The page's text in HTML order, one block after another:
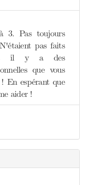
3. Pas toujours
pas faits
il y a des
que vous
En espérant que
aider !